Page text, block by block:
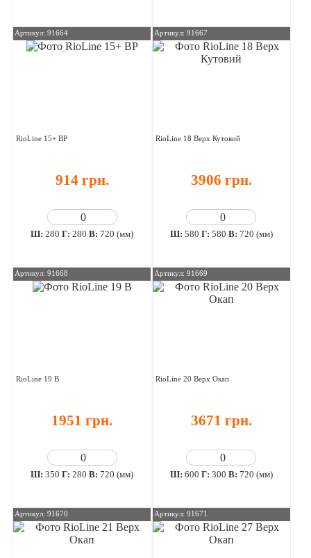
Артикул: 91664
RioLine 15+ ВР
914 грн.
Ш:280 Г:280 В:720 (мм)
Артикул: 91667
RioLine 18 Верх Кутовий
3906 грн.
Ш: 580 Г: 580 В: 720 (мм)
Артикул: 91668
RioLine 19 В
1951 грн.
Ш:350 Г:280 В:720 (мм)
Артикул: 91669
RioLine 20 Верх Окап
3671 грн.
Ш: 600 Г: 300 В: 720 (мм)
Артикул: 91670 Артикул: 91671